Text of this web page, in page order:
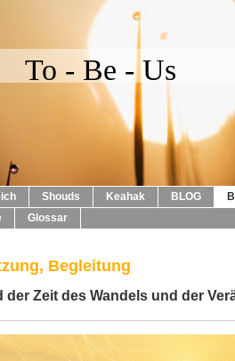
To - Be - Us
Shouds Keahak BLOG
Glossar
Begleitung
der Zeit des Wandels und der